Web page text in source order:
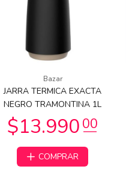
Bazar
JARRA TERMICA EXACTA
NEGRO TRAMONTINA 1L
COMPRAR